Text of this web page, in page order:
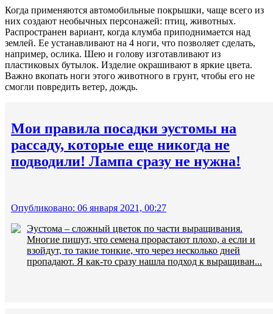
Когда применяются автомобильные покрышки, чаще всего из
них создают необычных персонажей: птиц, животных.
Распространен вариант, когда клумба приподнимается над
землей. Ее устанавливают на 4 ноги, что позволяет сделать,
например, ослика. Шею и голову изготавливают из
пластиковых бутылок. Изделие окрашивают в яркие цвета.
Важно вкопать ноги этого животного в грунт, чтобы его не
смогли повредить ветер, дождь.
Мои правила посадки эустомы на
рассаду, которые еще никогда не
подводили! Лампа сразу не нужна!
Опубликовано: 06 января 2021, 00:27
Эустома – сложный цветок по части выращивания.
Многие пишут, что семена прорастают плохо, а если и
взойдут, то такие тонкие, что через несколько дней
пропадают. Я как-то сразу нашла подход к выращиван...